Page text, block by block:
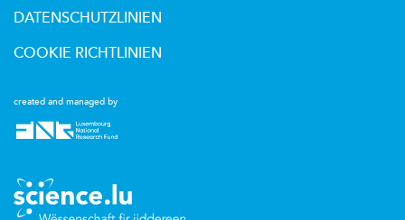
created and managed by
DATENSCHUTZLINIEN
COOKIE RICHTLINIEN